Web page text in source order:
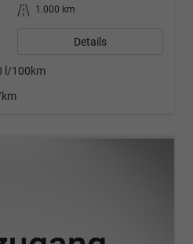
Kilometerstand 1.000 km
Details
l/100km